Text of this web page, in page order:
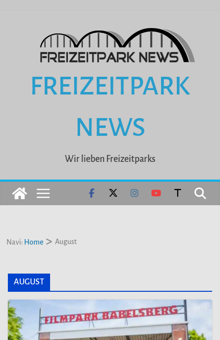
FREIZEITPARK
NEWS
Wir lieben Freizeitparks
Navi: Home August
AUGUST